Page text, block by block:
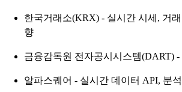
한국거래소(KRX) - 실시간 시세, 거
향
금융감독원 전자공시시스템(DART) -
알파스퀘어 - 실시간 데이터 API, 분